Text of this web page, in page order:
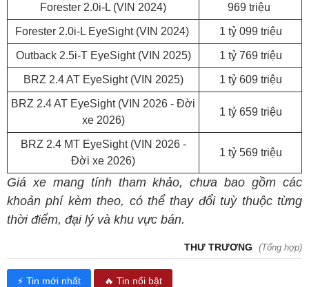
Forester 2.0i-L (VIN 2024) 969 triệu
Forester 2.0i-L EyeSight (VIN 2024) 1 tỷ 099 triệu
Outback 2.5i-T EyeSight (VIN 2025) 1 tỷ 769 triệu
BRZ 2.4 AT EyeSight (VIN 2025) 1 tỷ 609 triệu
BRZ 2.4 AT EyeSight (VIN 2026 - Đời
xe 2026)​
1 tỷ 659 triệu
BRZ 2.4 MT EyeSight (VIN 2026 -
Đời xe 2026)
1 tỷ 569 triệu
Giá xe mang tính tham khảo, chưa bao gồm các
khoản phí kèm theo, có thể thay đổi tuỳ thuộc từng
thời điểm, đại lý và khu vực bán.
THƯ TRƯƠNG (Tổng hợp)
⚡ Tin mới nhất 🔥 Tin nổi bật